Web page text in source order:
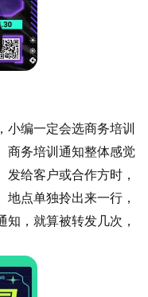
小编一定会选商务培训
商务培训通知整体感觉
发给客户或合作方时，
点单独拎出来一行，
，就算被转发几次，